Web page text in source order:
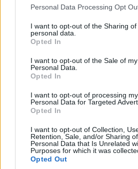
Please note that this website/app
not limited to your visit or usage
grant or deny consent to Google and
use your data for below specified
consent section.
Personal Data Processing Opt
I want to opt-out of the Sharing of
personal data.
Opted In
I want to opt-out of the Sale of my
Personal Data.
Opted In
I want to opt-out of processing my
Personal Data for Targeted
Opted In
I want to opt-out of Collection,
Retention, Sale, and/or Sharing
Personal Data that Is Unrelated
Purposes for which it was
Opted Out
ΕΠΙΣΗΜΑΣΜΕΝΟ ΜΕ:
Ολυμπιακός – Ρεάλ
Mega
18/11/2025